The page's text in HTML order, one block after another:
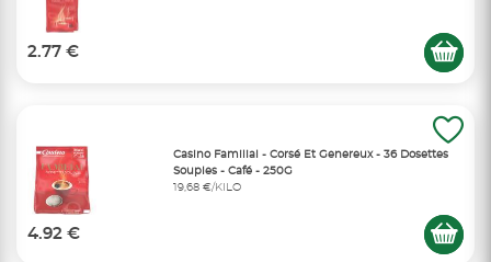
2.77 €
Casino Familial - Corsé Et Genereux - 36 Dosettes
Souples - Café - 250G
19,68 €/KILO
4.92 €